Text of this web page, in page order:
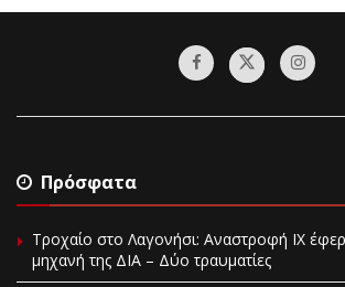
Πρόσφατα
Τροχαίο στο Λαγονήσι: Αναστροφή ΙΧ
μηχανή της ΔΙΑ – Δύο τραυματίες